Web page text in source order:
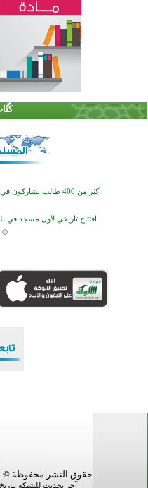
القرآن والتربية في صدارة البرامج
اختتام الدورة التاسعة لمسابقة
أكثر من 100 شخص يتعرفون على الإسلام خلال يوم المسجد المفتوح في ميلفيل
اختتام منافسات قرآنية متميزة في
منطقة ريبوفسي تحتفل
القرآن والتربية في صدارة البرامج
حقوق النشر محفوظة © 1448هـ / 2026م لموقع
آخر تحديث للشبكة بتاريخ : 25/2/1448هـ - الساعة: